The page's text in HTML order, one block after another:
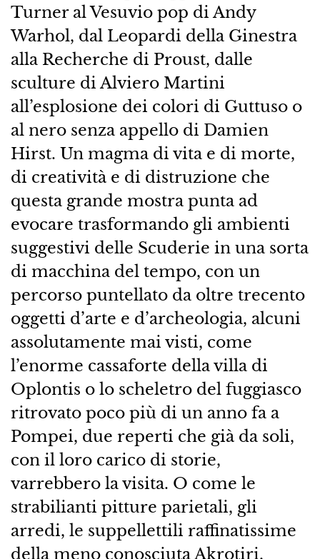
Turner al Vesuvio pop di Andy
Warhol, dal Leopardi della Ginestra
alla Recherche di Proust, dalle
sculture di Alviero Martini
all’esplosione dei colori di Guttuso o
al nero senza appello di Damien
Hirst. Un magma di vita e di morte,
di creatività e di distruzione che
questa grande mostra punta ad
evocare trasformando gli ambienti
suggestivi delle Scuderie in una sorta
di macchina del tempo, con un
percorso puntellato da oltre trecento
oggetti d’arte e d’archeologia, alcuni
assolutamente mai visti, come
l’enorme cassaforte della villa di
Oplontis o lo scheletro del fuggiasco
ritrovato poco più di un anno fa a
Pompei, due reperti che già da soli,
con il loro carico di storie,
varrebbero la visita. O come le
strabilianti pitture parietali, gli
arredi, le suppellettili raffinatissime
della meno conosciuta Akrotiri,